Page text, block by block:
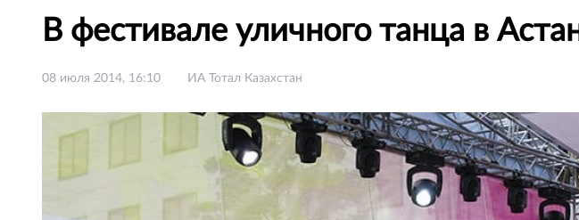
В фестивале уличного танца в
08 июля 2014, 16:10 ИА Тотал Казахстан